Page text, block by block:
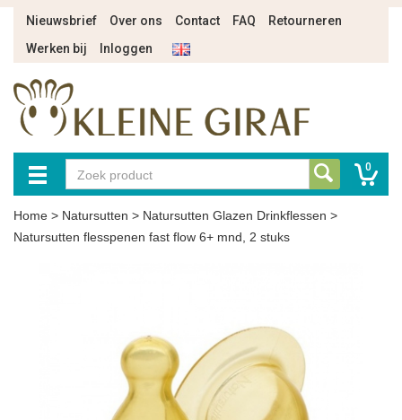
Nieuwsbrief Over ons Contact FAQ
Retourneren
Werken bij
Inloggen
0
Home > Natursutten > Natursutten Glazen Drinkflessen >
Natursutten flesspenen fast flow 6+ mnd, 2 stuks